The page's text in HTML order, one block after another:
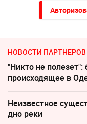
НОВОСТИ ПАРТНЕРОВ
"Никто не полезет":
происходящее в
Неизвестное
дно реки